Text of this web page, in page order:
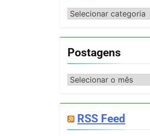
Categorias
Postagens
Postagens
RSS Feed